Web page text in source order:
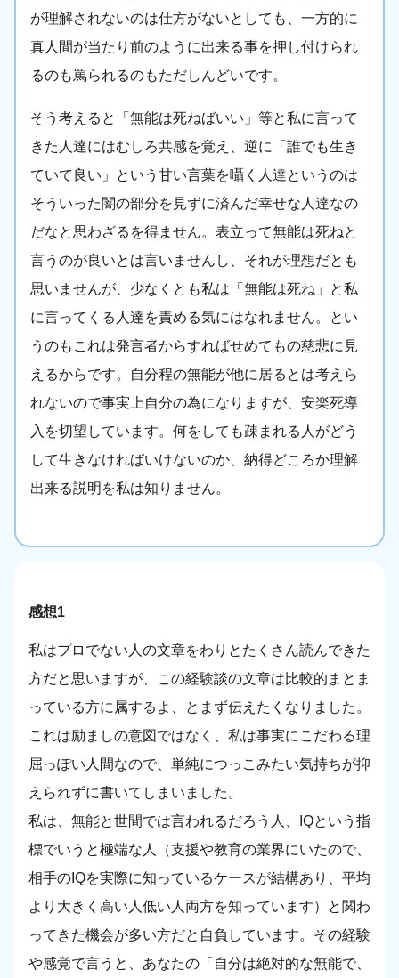
が理解されないのは仕方がないとしても、一方的に
真人間が当たり前のように出来る事を押し付けられ
るのも罵られるのもただしんどいです。
そう考えると「無能は死ねばいい」等と私に言って
きた人達にはむしろ共感を覚え、逆に「誰でも生き
ていて良い」という甘い言葉を囁く人達というのは
そういった闇の部分を見ずに済んだ幸せな人達なの
だなと思わざるを得ません。表立って無能は死ねと
言うのが良いとは言いませんし、それが理想だとも
思いませんが、少なくとも私は「無能は死ね」と私
に言ってくる人達を責める気にはなれません。とい
うのもこれは発言者からすればせめてもの慈悲に見
えるからです。自分程の無能が他に居るとは考えら
れないので事実上自分の為になりますが、安楽死導
入を切望しています。何をしても疎まれる人がどう
して生きなければいけないのか、納得どころか理解
出来る説明を私は知りません。
感想1
私はプロでない人の文章をわりとたくさん読んできた
方だと思いますが、この経験談の文章は比較的まとま
っている方に属するよ、とまず伝えたくなりました。
これは励ましの意図ではなく、私は事実にこだわる理
屈っぽい人間なので、単純につっこみたい気持ちが抑
えられずに書いてしまいました。
私は、無能と世間では言われるだろう人、IQという指
標でいうと極端な人（支援や教育の業界にいたので、
相手のIQを実際に知っているケースが結構あり、平均
より大きく高い人低い人両方を知っています）と関わ
ってきた機会が多い方だと自負しています。その経験
や感覚で言うと、あなたの「自分は絶対的な無能で、